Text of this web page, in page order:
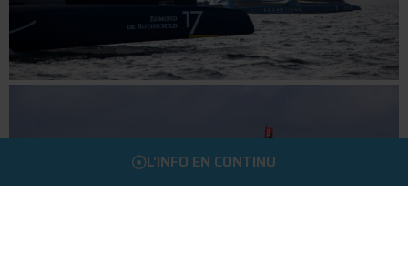
L'INFO EN CONTINU